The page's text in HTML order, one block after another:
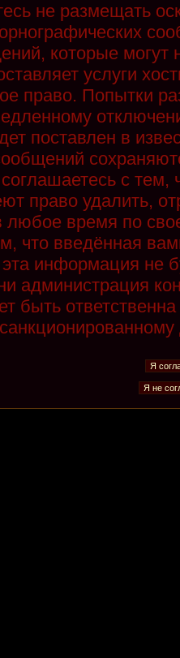
не размещать
которые
услуги
право. Попытки
поставлен в
с
право удалить,
время по
что введённая
информация не
администрация
быть